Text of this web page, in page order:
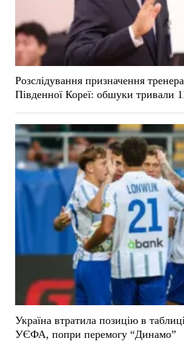
Розслідування призначення тренера
Південної Кореї: обшуки тривали
Україна втратила позицію в
УЄФА, попри перемогу “Динамо”